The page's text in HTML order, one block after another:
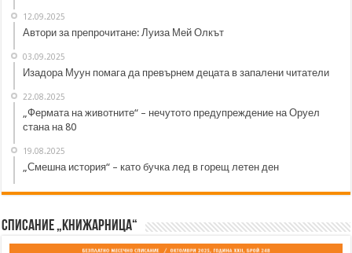
12.09.2025
Автори за препрочитане: Луиза Мей Олкът
03.09.2025
Изадора Муун помага да превърнем децата в запалени читатели
22.08.2025
„Фермата на животните“ – нечутото предупреждение на Оруел
стана на 80
19.08.2025
„Смешна история“ – като бучка лед в горещ летен ден
Списание „Книжарница“